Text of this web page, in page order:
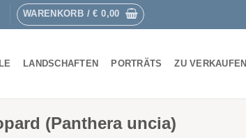
WARENKORB /€ 0,00
LANDSCHAFTEN PORTRÄTS ZU VERKAUFEN
(Panthera uncia)